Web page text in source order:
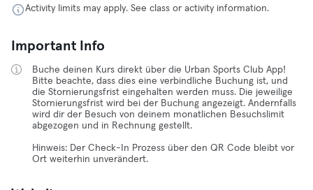
Activity limits may apply. See class or activity information.
Important Info
Buche deinen Kurs direkt über die Urban Sports Club App!
Bitte beachte, dass dies eine verbindliche Buchung ist, und
die Stornierungsfrist eingehalten werden muss. Die jeweilige
Stornierungsfrist wird bei der Buchung angezeigt. Andernfalls
wird dir der Besuch von deinem monatlichen Besuchslimit
abgezogen und in Rechnung gestellt.
Hinweis: Der Check-In Prozess über den QR Code bleibt vor
Ort weiterhin unverändert.